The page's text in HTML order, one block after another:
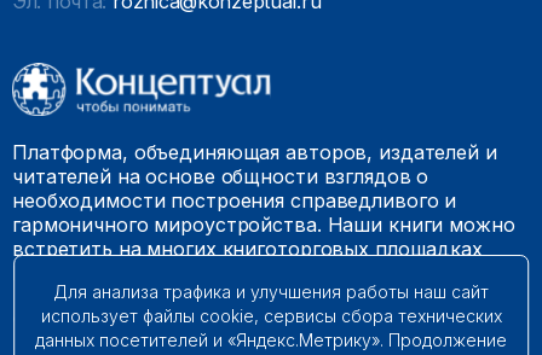
Платформа, объединяющая авторов, издателей и
читателей на основе общности взглядов о
необходимости построения справедливого и
гармоничного мироустройства. Наши книги можно
встретить на многих книготорговых площадках
© 2009 – 2026. Все права защищены.
Для анализа трафика и улучшения работы наш сайт
использует файлы cookie, сервисы сбора технических
данных посетителей и «Яндекс.Метрику». Продолжение